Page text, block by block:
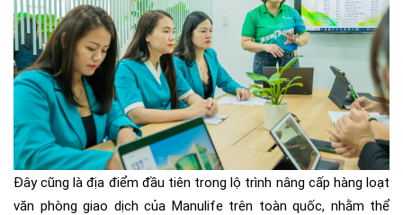
Đâycũng làđịa điểm đầu tiên trong lộ trình nâng cấp hàng loạt
văn phòng giao dịch của Manulife trên toàn quốc, nhằm thể